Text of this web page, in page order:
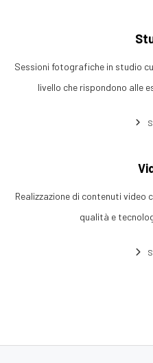
Sessioni fotografiche in studio
livello che rispondono alle
Realizzazione di contenuti video
qualità e